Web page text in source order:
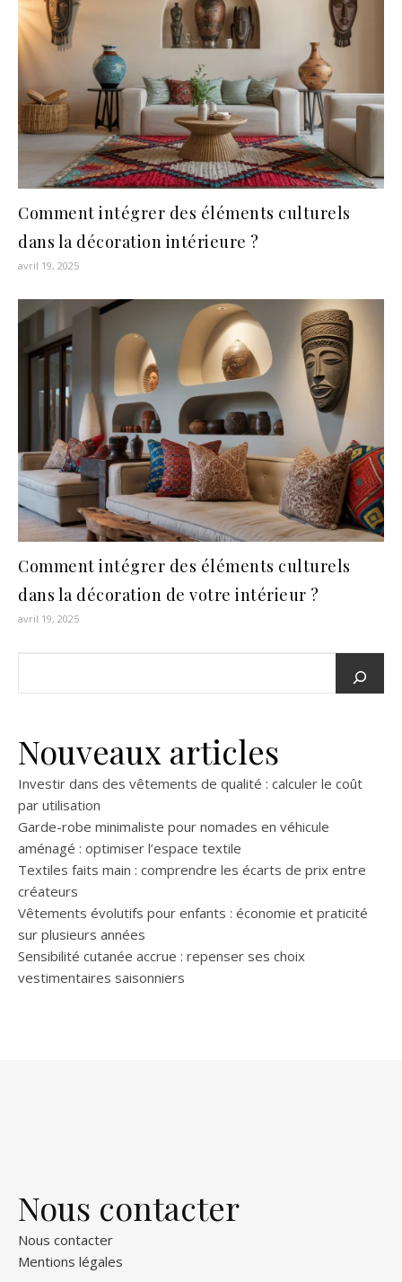
Comment intégrer des éléments culturels
dans la décoration intérieure ?
avril 19, 2025
Comment intégrer des éléments culturels
dans la décoration de votre intérieur ?
avril 19, 2025
Nouveaux articles
Investir dans des vêtements de qualité : calculer le coût
par utilisation
Garde-robe minimaliste pour nomades en véhicule
aménagé : optimiser l’espace textile
Textiles faits main : comprendre les écarts de prix entre
créateurs
Vêtements évolutifs pour enfants : économie et praticité
sur plusieurs années
Sensibilité cutanée accrue : repenser ses choix
vestimentaires saisonniers
Nous contacter
Nous contacter
Mentions légales